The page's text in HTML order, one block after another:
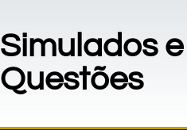
Simulados e
Questões